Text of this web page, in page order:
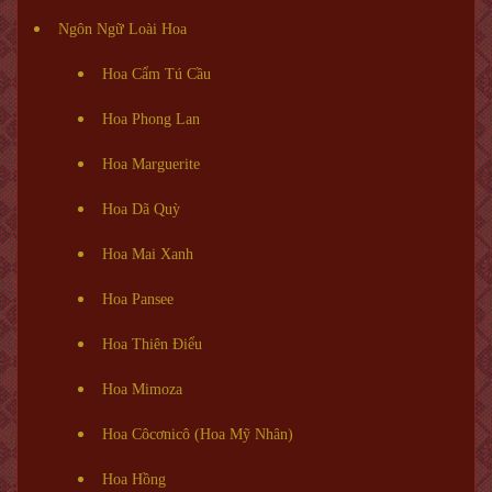
Ngôn Ngữ Loài Hoa
Hoa Cẩm Tú Cầu
Hoa Phong Lan
Hoa Marguerite
Hoa Dã Quỳ
Hoa Mai Xanh
Hoa Pansee
Hoa Thiên Điểu
Hoa Mimoza
Hoa Côcơnicô (Hoa Mỹ Nhân)
Hoa Hồng